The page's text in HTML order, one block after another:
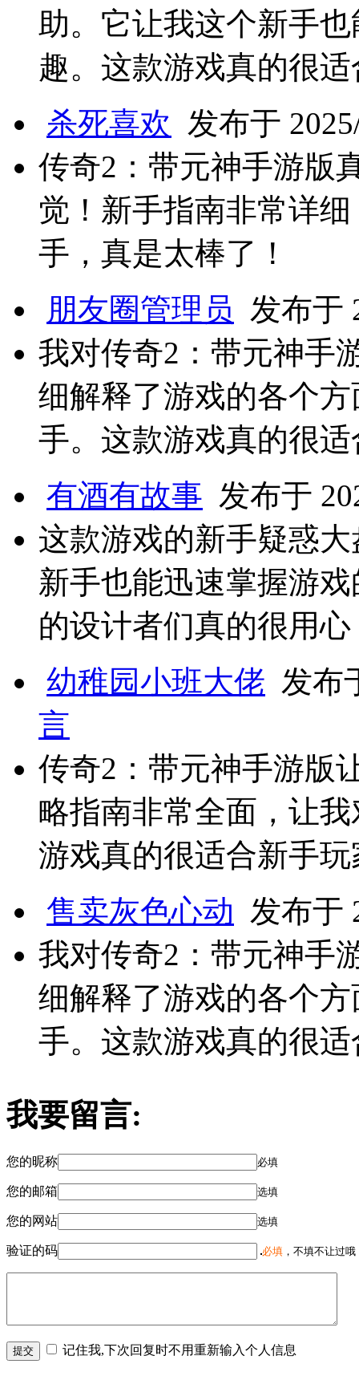
助。它让我这个新手
趣。这款游戏真的很
杀死喜欢 发布于
传奇2：带元神手游版
觉！新手指南非常详
手，真是太棒了！
朋友圈管理员 发布于
我对传奇2：带元神手
细解释了游戏的各个
手。这款游戏真的很
有酒有故事 发布于
这款游戏的新手疑惑
新手也能迅速掌握游
的设计者们真的很用
幼稚园小班大佬 发布
言
传奇2：带元神手游版
略指南非常全面，让
游戏真的很适合新手玩
售卖灰色心动 发布于
我对传奇2：带元神手
细解释了游戏的各个
手。这款游戏真的很
我要留言:
您的昵称 必填
您的邮箱 选填
您的网站 选填
验证的码 必填 ，不填不让过
记住我,下次回复时不用重新输入个人信息